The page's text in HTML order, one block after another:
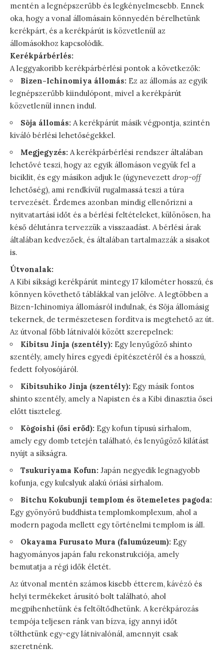
mentén a legnépszerűbb és legkényelmesebb. Ennek
oka, hogy a vonal állomásain könnyedén bérelhetünk
kerékpárt, és a kerékpárút is közvetlenül az
állomásokhoz kapcsolódik.
Kerékpárbérlés:
A leggyakoribb kerékpárbérlési pontok a következők:
Bizen-Ichinomiya állomás: Ez az állomás az egyik
legnépszerűbb kiindulópont, mivel a kerékpárút
közvetlenül innen indul.
Sōja állomás: A kerékpárút másik végpontja, szintén
kiváló bérlési lehetőségekkel.
Megjegyzés: A kerékpárbérlési rendszer általában
lehetővé teszi, hogy az egyik állomáson vegyük fel a
biciklit, és egy másikon adjuk le (úgynevezett drop-off
lehetőség), ami rendkívül rugalmassá teszi a túra
tervezését. Érdemes azonban mindig ellenőrizni a
nyitvatartási időt és a bérlési feltételeket, különösen, ha
késő délutánra tervezzük a visszaadást. A bérlési árak
általában kedvezőek, és általában tartalmazzák a sisakot
is.
Útvonalak:
A Kibi síksági kerékpárút mintegy 17 kilométer hosszú, és
könnyen követhető táblákkal van jelölve. A legtöbben a
Bizen-Ichinomiya állomásról indulnak, és Sōja állomásig
tekernek, de természetesen fordítva is megtehető az út.
Az útvonal főbb látnivalói között szerepelnek:
Kibitsu Jinja (szentély): Egy lenyűgöző shinto
szentély, amely híres egyedi építészetéről és a hosszú,
fedett folyosójáról.
Kibitsuhiko Jinja (szentély): Egy másik fontos
shinto szentély, amely a Napisten és a Kibi dinasztia ősei
előtt tiszteleg.
Kōgoishi (ősi erőd): Egy kofun típusú sírhalom,
amely egy domb tetején található, és lenyűgöző kilátást
nyújt a síkságra.
Tsukuriyama Kofun: Japán negyedik legnagyobb
kofunja, egy kulcslyuk alakú óriási sírhalom.
Bitchu Kokubunji templom és ötemeletes pagoda:
Egy gyönyörű buddhista templomkomplexum, ahol a
modern pagoda mellett egy történelmi templom is áll.
Okayama Furusato Mura (falumúzeum): Egy
hagyományos japán falu rekonstrukciója, amely
bemutatja a régi idők életét.
Az útvonal mentén számos kisebb étterem, kávézó és
helyi termékeket árusító bolt található, ahol
megpihenhetünk és feltöltődhetünk. A kerékpározás
tempója teljesen ránk van bízva, így annyi időt
tölthetünk egy-egy látnivalónál, amennyit csak
szeretnénk.